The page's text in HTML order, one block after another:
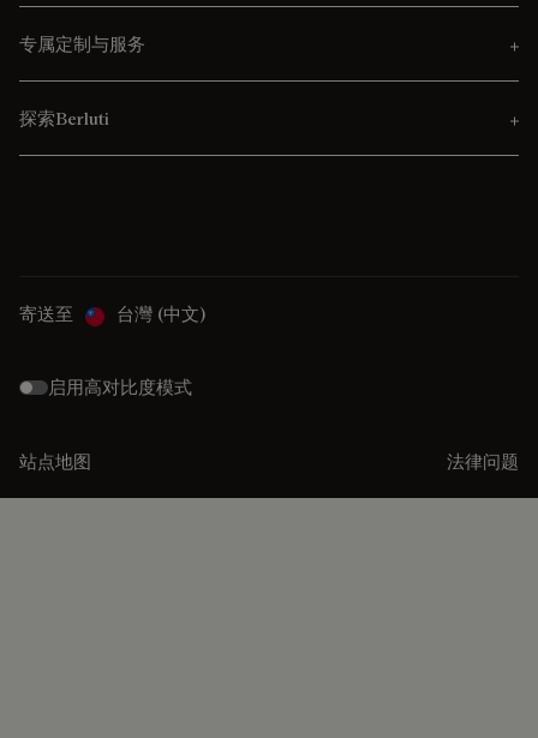
专属定制与服务
探索Berluti
寄送至 台灣 (中文)
启用高对比度模式
站点地图 法律问题